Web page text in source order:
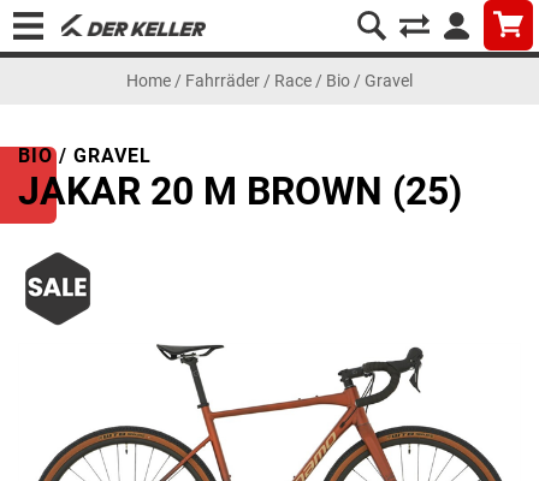
Home / Fahrräder / Race / Bio / Gravel
BIO / GRAVEL
JAKAR 20 M BROWN (25)